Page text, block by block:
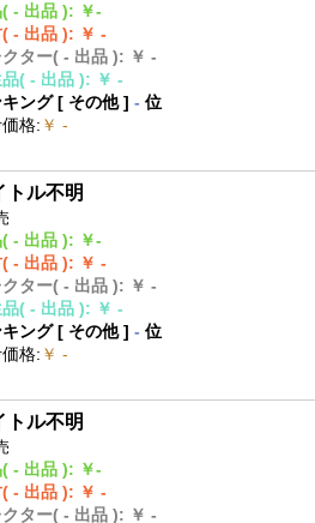
( - 出品 ): ￥-
( - 出品 ): ￥ -
クター( - 出品 ): ￥ -
( - 出品 ): ￥ -
キング [ その他]- 位
格: ￥ -
トル不明
( - 出品 ): ￥-
( - 出品 ): ￥ -
クター( - 出品 ): ￥ -
( - 出品 ): ￥ -
キング [ その他]- 位
格: ￥ -
トル不明
( - 出品 ): ￥-
( - 出品 ): ￥ -
クター( - 出品 ): ￥ -